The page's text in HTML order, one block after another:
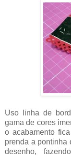
Uso linha de
gama de cores
o acabamento
prenda a pontinha
desenho,